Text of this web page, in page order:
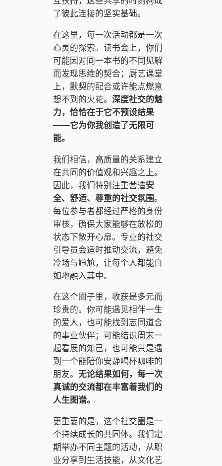
了彼此连接的坚实基础。
在这里，每一次活动都是一次
心灵的探索。读书会上，你们
可能因对同一本书的不同见解
而发现思维的契合；厨艺课堂
上，默契的配合或许能点燃意
想不到的火花。深度社交的魅
力，恰恰在于它不预设结果
——它为你我创造了无限可
能。
我们相信，高质量的关系建立
在共同的价值观和兴趣之上。
因此，我们特别注重营造安
全、舒适、尊重的社交氛围。
每位参与者都经过严格的身份
审核，确保大家能够在放松的
状态下敞开心扉。专业的社交
引导员会适时推动交流，避免
冷场与尴尬，让每个人都能自
如地融入其中。
在这个圈子里，收获是多元而
珍贵的。你可能遇见相伴一生
的爱人，也可能找到志同道合
的事业伙伴；可能结识周末一
起看展的知己，也可能只是遇
到一个能陪你安静喝杯咖啡的
朋友。无论结果如何，每一次
真诚的交流都在丰富着我们的
人生图谱。
更重要的是，这个社交圈是一
个持续成长的共同体。我们定
期举办不同主题的活动，从职
业分享到生活技能，从文化艺